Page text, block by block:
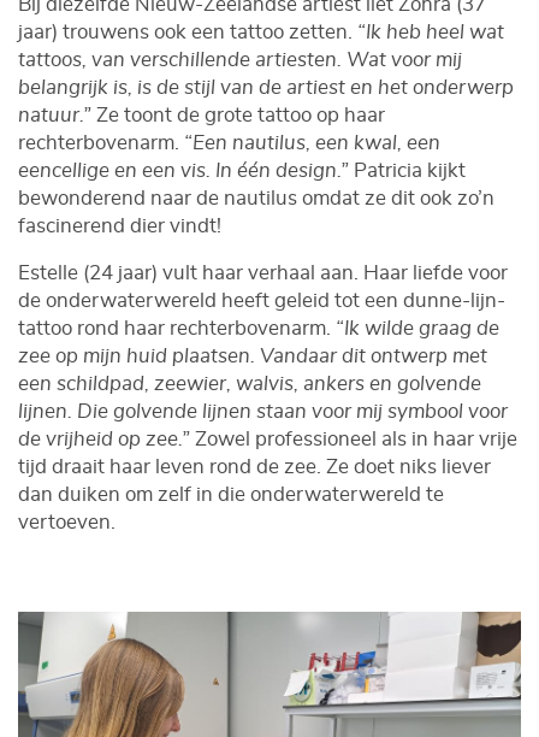
Bij diezelfde Nieuw-Zeelandse artiest liet Zohra (37
jaar) trouwens ook een tattoo zetten. “Ik heb heel wat
tattoos, van verschillende artiesten. Wat voor mij
belangrijk is, is de stijl van de artiest en het onderwerp
natuur.” Ze toont de grote tattoo op haar
rechterbovenarm. “Een nautilus, een kwal, een
eencellige en een vis. In één design.” Patricia kijkt
bewonderend naar de nautilus omdat ze dit ook zo’n
fascinerend dier vindt!
Estelle (24 jaar) vult haar verhaal aan. Haar liefde voor
de onderwaterwereld heeft geleid tot een dunne-lijn-
tattoo rond haar rechterbovenarm. “Ik wilde graag de
zee op mijn huid plaatsen. Vandaar dit ontwerp met
een schildpad, zeewier, walvis, ankers en golvende
lijnen. Die golvende lijnen staan voor mij symbool voor
de vrijheid op zee.” Zowel professioneel als in haar vrije
tijd draait haar leven rond de zee. Ze doet niks liever
dan duiken om zelf in die onderwaterwereld te
vertoeven.